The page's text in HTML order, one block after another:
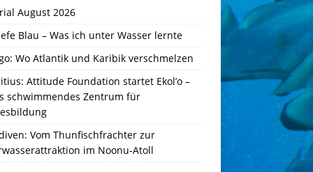
August 2026
Blau – Was ich unter Wasser lernte
Wo Atlantik und Karibik verschmelzen
Attitude Foundation startet Ekol’o –
schwimmendes Zentrum für
Vom Thunfischfrachter zur
im Noonu-Atoll